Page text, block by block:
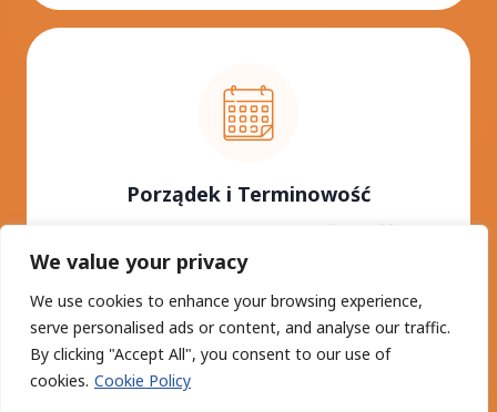
We value your privacy
We use cookies to enhance your browsing experience,
serve personalised ads or content, and analyse our traffic.
By clicking "Accept All", you consent to our use of
cookies. Cookie Policy
Porządek i Terminowość
Priorytetem biura jest bezbłędność.
Zapewniamy pełną zgodność z aktualnymi
porządek w dokumentacji.